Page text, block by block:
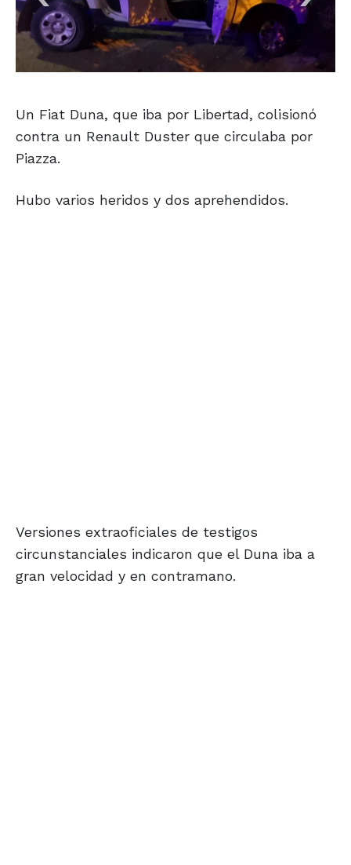
Un Fiat Duna, que iba por Libertad, colisionó
contra un Renault Duster que circulaba por
Piazza.
Hubo varios heridos y dos aprehendidos.
Versiones extraoficiales de testigos
circunstanciales indicaron que el Duna iba a
gran velocidad y en contramano.